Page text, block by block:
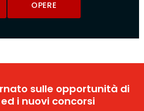
OPERE
sulle opportunità di
i nuovi concorsi